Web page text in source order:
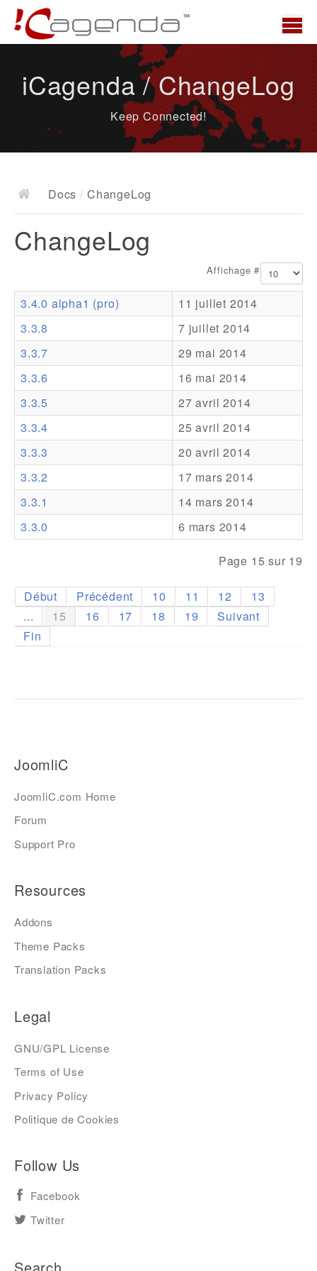
News
Docs
Documentation
Ressources
Addons
Theme Packs
Translation Packs
Support
Forum
iCagenda / ChangeLog
Keep Connected!
Docs / ChangeLog
ChangeLog
Affichage #
3.4.0 alpha1 (pro)
11 juillet 2014
3.3.8
7 juillet 2014
3.3.7
29 mai 2014
3.3.6
16 mai 2014
3.3.5
27 avril 2014
3.3.4
25 avril 2014
3.3.3
20 avril 2014
3.3.2
17 mars 2014
3.3.1
14 mars 2014
3.3.0
6 mars 2014
Page 15 sur 19
Début Précédent 10 11 12
13
...
15 16 17 18 19
Suivant
Fin
JoomliC
JoomliC.com Home
Forum
Support Pro
Resources
Addons
Theme Packs
Translation Packs
Legal
GNU/GPL License
Terms of Use
Privacy Policy
Politique de Cookies
Follow Us
Facebook
Twitter